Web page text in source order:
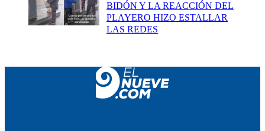
BIDÓN Y LA REACCIÓN DEL
PLAYERO HIZO ESTALLAR
LAS REDES